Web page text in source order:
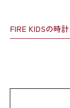
FIRE KIDSの時